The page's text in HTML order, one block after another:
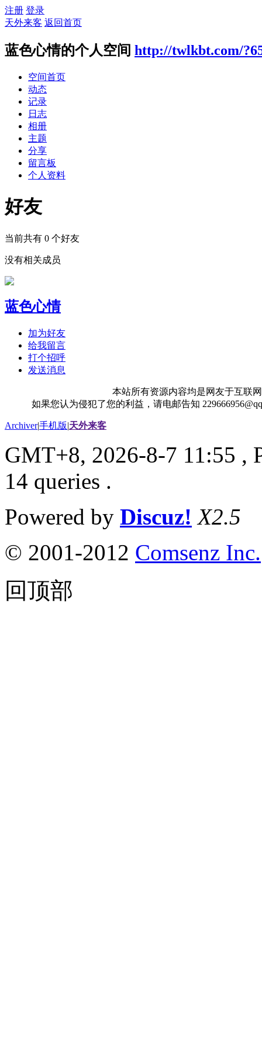
注册 登录
天外来客 返回首页
蓝色心情的个人空间 http://twlkbt.com/
空间首页
动态
记录
日志
相册
主题
分享
留言板
个人资料
好友
当前共有 0 个好友
没有相关成员
蓝色心情
加为好友
给我留言
打个招呼
发送消息
本站所有资源内容均是网友于互联
如果您认为侵犯了您的利益，请电邮告知
Archiver|手机版|天外来客
GMT+8, 2026-8-7 11:55 ,
14 queries .
Powered by Discuz! X2.5
© 2001-2012 Comsenz Inc.
回顶部